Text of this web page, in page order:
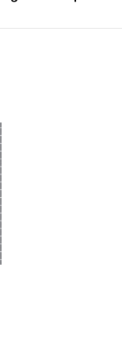
Retrouvez-nous au